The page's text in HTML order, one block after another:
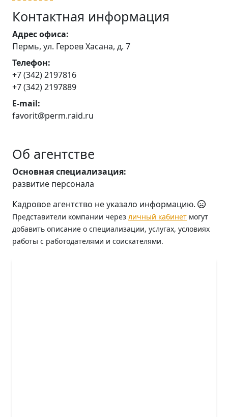
Контактная информация
Адрес офиса:
Пермь, ул. Героев Хасана, д. 7
Телефон:
+7 (342) 2197816
+7 (342) 2197889
E-mail:
favorit@perm.raid.ru
Об агентстве
Основная специализация:
развитие персонала
Кадровое агентство не указало информацию.
Представители компании через личный кабинет могут
добавить описание о специализации, услугах, условиях
работы с работодателями и соискателями.